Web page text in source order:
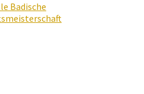
Badische